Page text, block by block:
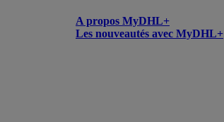
A propos MyDHL+
Les nouveautés avec MyDHL+